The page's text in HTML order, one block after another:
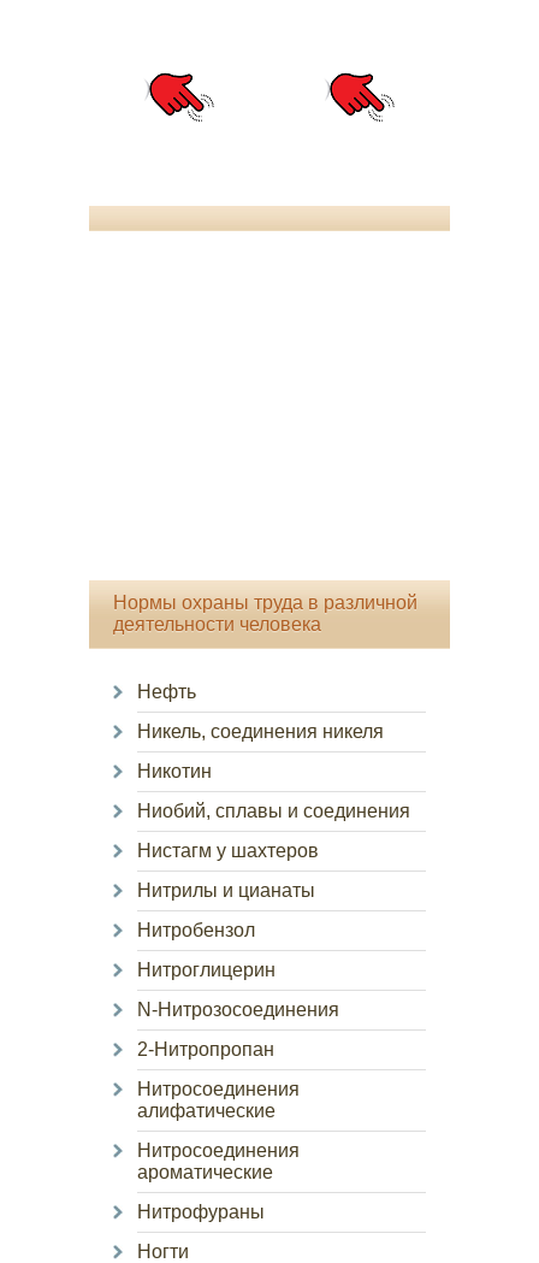
Нормы охраны труда в различной
деятельности человека
Нефть
Никель, соединения никеля
Никотин
Ниобий, сплавы и соединения
Нистагм у шахтеров
Нитрилы и цианаты
Нитробензол
Нитроглицерин
N-Нитрозосоединения
2-Нитропропан
Нитросоединения
алифатические
Нитросоединения
ароматические
Нитрофураны
Ногти